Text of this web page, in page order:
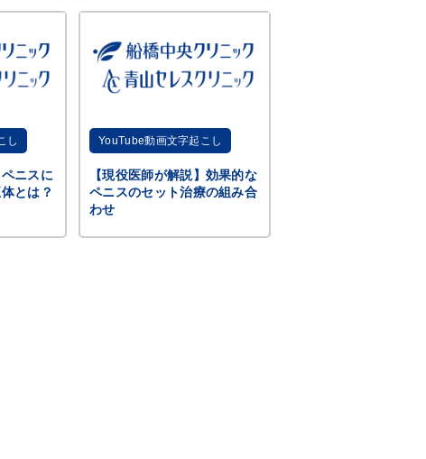
し
ペニスに
とは？
YouTube動画文字起こし
【現役医師が解説】効果的な
ペニスのセット治療の組み合
わせ